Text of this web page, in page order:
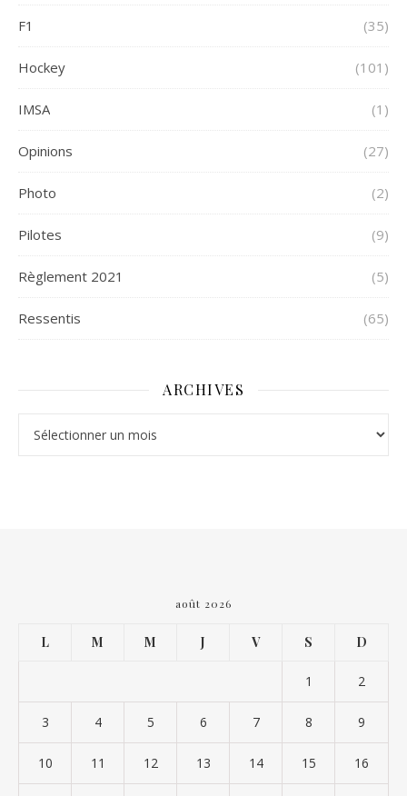
F1 (35)
Hockey (101)
IMSA (1)
Opinions (27)
Photo (2)
Pilotes (9)
Règlement 2021 (5)
Ressentis (65)
ARCHIVES
août 2026
L M M J V S D
1 2
3 4 5 6 7 8 9
10 11 12 13 14 15 16